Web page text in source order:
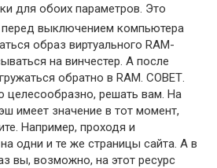
для обоих параметров. Это
перед выключением компьютера
образ виртуального RAM-
на винчестер. А после
обратно в RAM. СОВЕТ.
целесообразно, решать вам. На
имеет значение в тот момент,
Например, проходя и
одни и те же страницы сайта. А в
вы, возможно, на этот ресурс